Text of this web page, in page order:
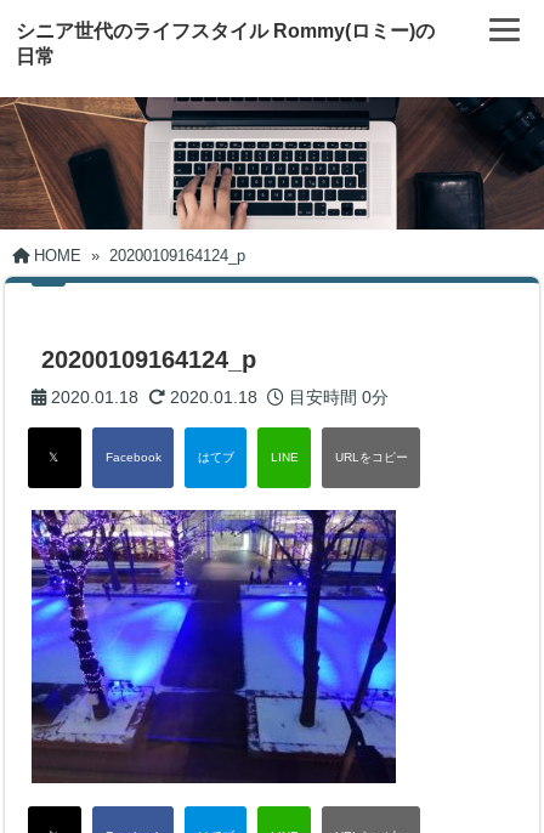
シニア世代のライフスタイル Rommy(ロミー)の
日常
HOME » 20200109164124_p
20200109164124_p
2020.01.18 2020.01.18 目安時間0分